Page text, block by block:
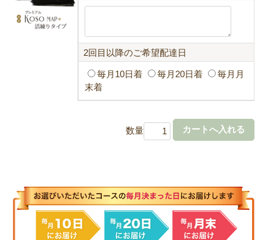
2回目以降のご希望配達日
毎月10日着 毎月20日着
毎月月
末着
数量